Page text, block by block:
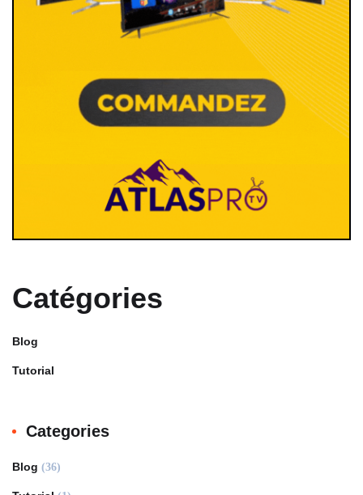
Catégories
Blog
Tutorial
Categories
Blog (36)